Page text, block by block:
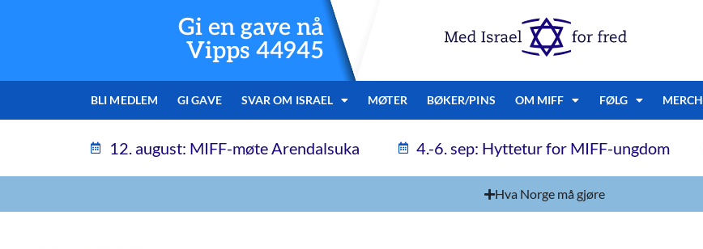
Gi en gave nå
Vipps 44945
BLI MEDLEM GI GAVE SVAR OM ISRAEL MØTER BØKER/PINS OM MIFF FØLG MERCH
12. august: MIFF-møte Arendalsuka 4.-6. sep: Hyttetur for MIFF-ungdom
Hva Norge må gjøre